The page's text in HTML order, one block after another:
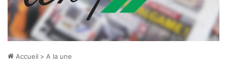
Accueil > A la une